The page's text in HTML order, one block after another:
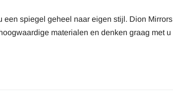
een spiegel geheel naar eigen stijl. Dion
materialen en denken graag met